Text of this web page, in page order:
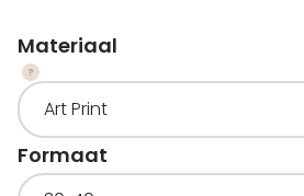
Materiaal
Formaat